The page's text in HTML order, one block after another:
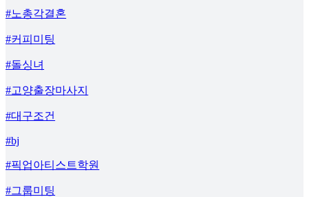
#노총각결혼
#커피미팅
#돌싱녀
#고양출장마사지
#대구조건
#bj
#픽업아티스트학원
#그룹미팅